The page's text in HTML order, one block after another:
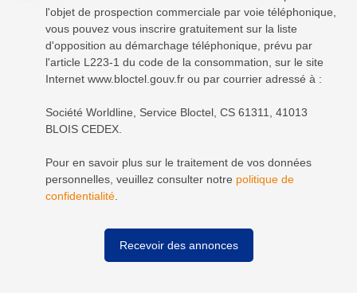
l'objet de prospection commerciale par voie téléphonique,
vous pouvez vous inscrire gratuitement sur la liste
d'opposition au démarchage téléphonique, prévu par
l'article L223-1 du code de la consommation, sur le site
Internet www.bloctel.gouv.fr ou par courrier adressé à :
Société Worldline, Service Bloctel, CS 61311, 41013
BLOIS CEDEX.
Pour en savoir plus sur le traitement de vos données
personnelles, veuillez consulter notre politique de
confidentialité.
Recevoir des annonces